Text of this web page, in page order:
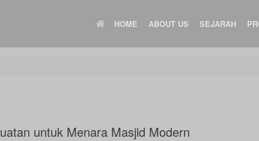
HOME ABOUT US SEJARAH
untuk Menara Masjid Modern